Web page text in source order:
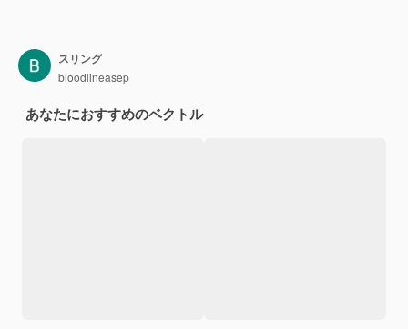
スリング
bloodlineasep
あなたにおすすめのベクトル